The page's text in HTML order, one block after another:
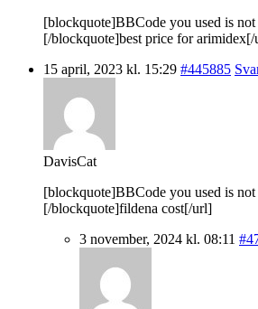
[blockquote]BBCode you used is
[/blockquote]best price for
15 april, 2023 kl. 15:29 #445885
DavisCat
[blockquote]BBCode you used is
[/blockquote]fildena cost[/url]
3 november, 2024 kl. 08:11